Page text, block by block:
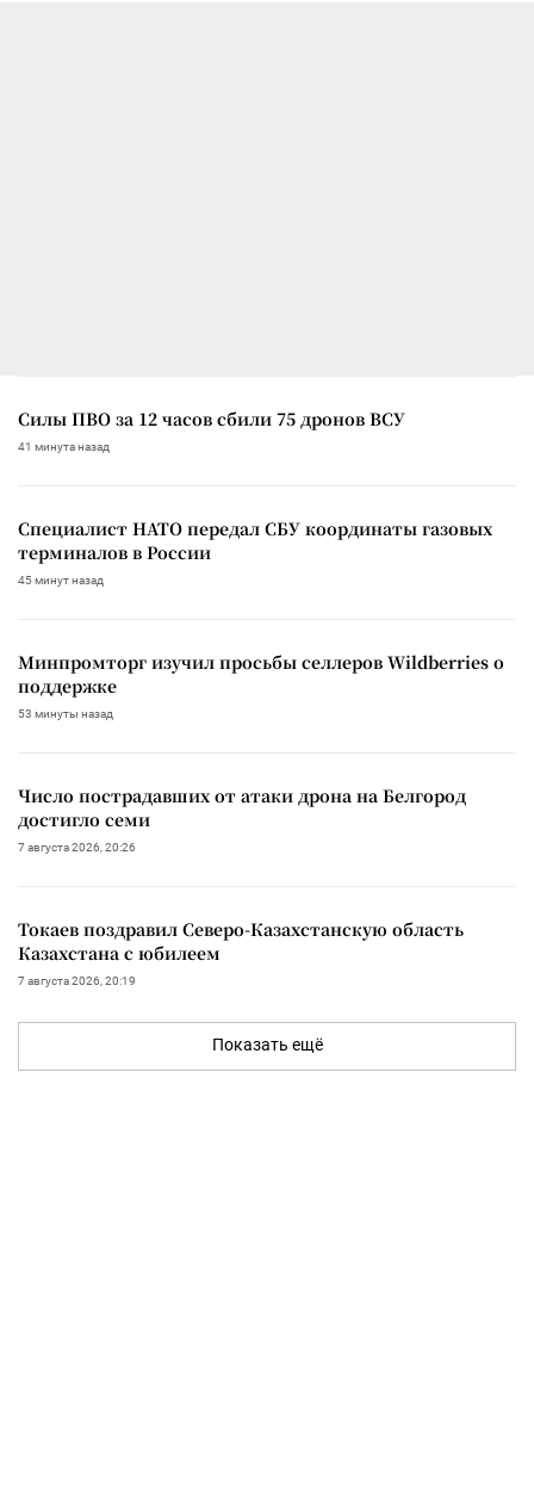
Силы ПВО за 12 часов сбили 75 дронов ВСУ
41 минута назад
Специалист НАТО передал СБУ координаты газовых
терминалов в России
45 минут назад
Минпромторг изучил просьбы селлеров Wildberries о
поддержке
53 минуты назад
Число пострадавших от атаки дрона на Белгород
достигло семи
7 августа 2026, 20:26
Токаев поздравил Северо-Казахстанскую область
Казахстана с юбилеем
7 августа 2026, 20:19
Показать ещё